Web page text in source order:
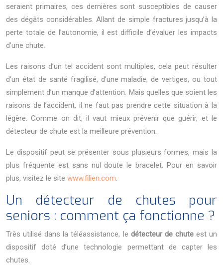
seraient primaires, ces dernières sont susceptibles de causer
des dégâts considérables. Allant de simple fractures jusqu’à la
perte totale de l’autonomie, il est difficile d’évaluer les impacts
d’une chute.
Les raisons d’un tel accident sont multiples, cela peut résulter
d’un état de santé fragilisé, d’une maladie, de vertiges, ou tout
simplement d’un manque d’attention. Mais quelles que soient les
raisons de l’accident, il ne faut pas prendre cette situation à la
légère. Comme on dit, il vaut mieux prévenir que guérir, et le
détecteur de chute est la meilleure prévention.
Le dispositif peut se présenter sous plusieurs formes, mais la
plus fréquente est sans nul doute le bracelet. Pour en savoir
plus, visitez le site www.filien.com
Un détecteur de chutes pour
seniors : comment ça fonctionne ?
Très utilisé dans la téléassistance, le détecteur de chute est un
dispositif doté d’une technologie permettant de capter les
chutes.